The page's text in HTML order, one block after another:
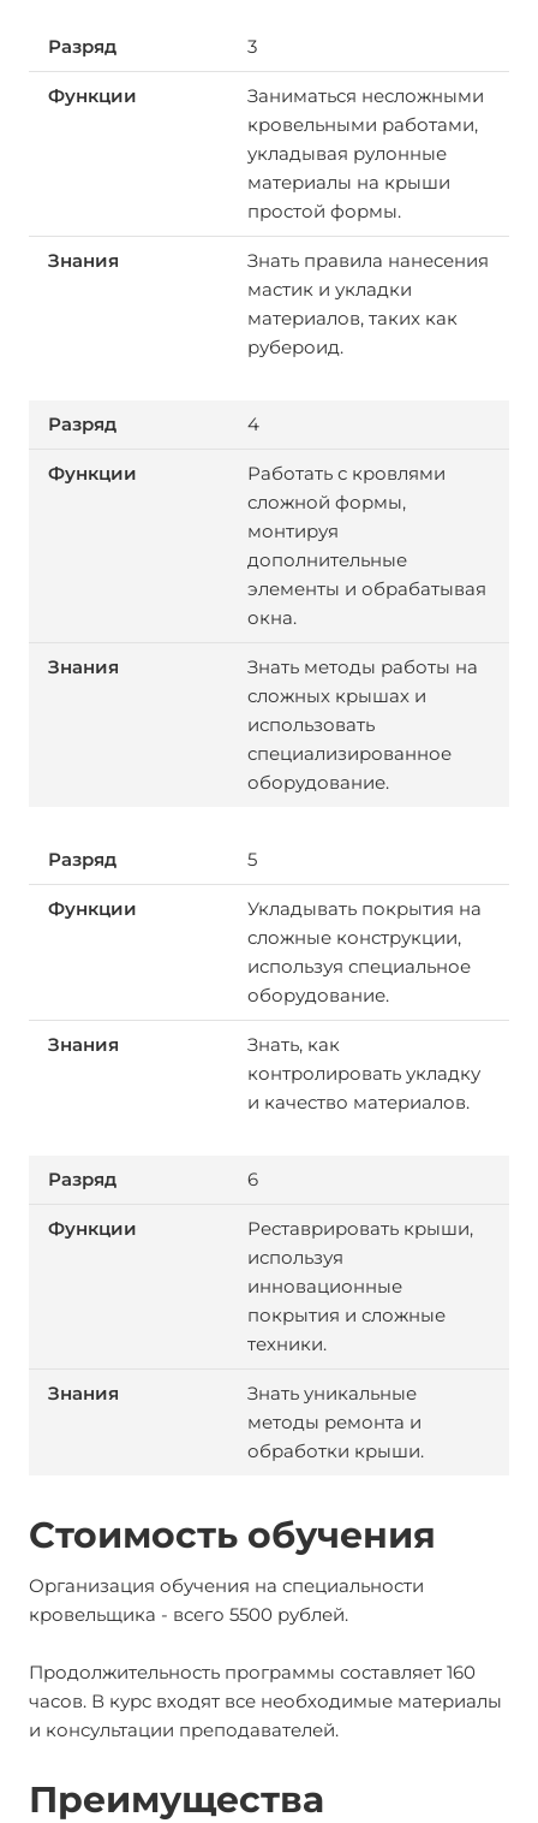
3
Заниматься несложными
кровельными работами,
укладывая рулонные
материалы на крыши
простой формы.
Знать правила нанесения
мастик и укладки
материалов, таких как
рубероид.
4
Работать с кровлями
сложной формы,
монтируя
дополнительные
элементы и обрабатывая
окна.
Знать методы работы на
сложных крышах и
использовать
специализированное
оборудование.
5
Укладывать покрытия на
сложные конструкции,
используя специальное
оборудование.
Знать, как
контролировать укладку
и качество материалов.
6
Реставрировать крыши,
используя
инновационные
покрытия и сложные
техники.
Знать уникальные
методы ремонта и
обработки крыши.
Стоимость обучения
Организация обучения на специальности
кровельщика - всего 5500 рублей.
Продолжительность программы составляет 160
часов. В курс входят все необходимые материалы
и консультации преподавателей.
Преимущества